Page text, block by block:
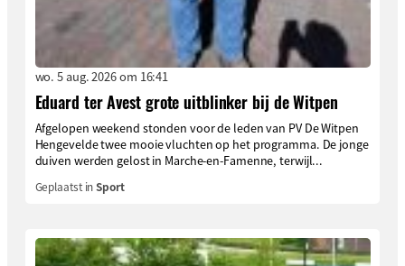
wo. 5 aug. 2026 om 16:41
Eduard ter Avest grote uitblinker bij de Witpen
Afgelopen weekend stonden voor de leden van PV De Witpen
Hengevelde twee mooie vluchten op het programma. De jonge
duiven werden gelost in Marche-en-Famenne, terwijl...
Geplaatst inSport